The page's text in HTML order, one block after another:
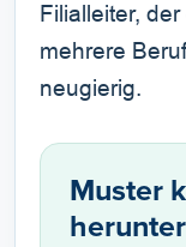
Filialleiter,
mehrere
neugierig.
Muster